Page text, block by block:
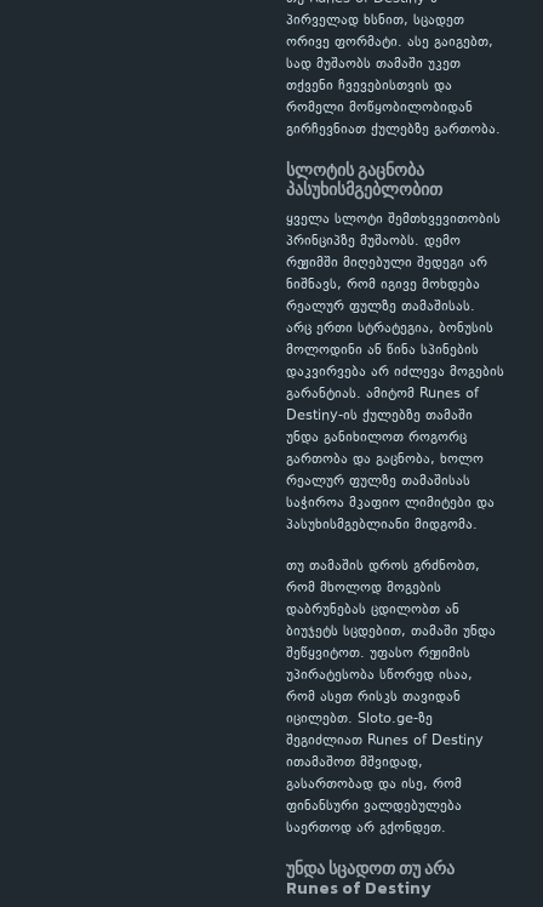
პირველად ხსნით, სცადეთ
ორივე ფორმატი. ასე გაიგებთ,
სად მუშაობს თამაში უკეთ
თქვენი ჩვევებისთვის და
რომელი მოწყობილობიდან
გირჩევნიათ ქულებზე გართობა.
სლოტის გაცნობა
პასუხისმგებლობით
ყველა სლოტი შემთხვევითობის
პრინციპზე მუშაობს. დემო
რეჟიმში მიღებული შედეგი არ
ნიშნავს, რომ იგივე მოხდება
რეალურ ფულზე თამაშისას.
არც ერთი სტრატეგია, ბონუსის
მოლოდინი ან წინა სპინების
დაკვირვება არ იძლევა მოგების
გარანტიას. ამიტომ Runes of
Destiny-ის ქულებზე თამაში
უნდა განიხილოთ როგორც
გართობა და გაცნობა, ხოლო
რეალურ ფულზე თამაშისას
საჭიროა მკაფიო ლიმიტები და
პასუხისმგებლიანი მიდგომა.
თუ თამაშის დროს გრძნობთ,
რომ მხოლოდ მოგების
დაბრუნებას ცდილობთ ან
ბიუჯეტს სცდებით, თამაში უნდა
შეწყვიტოთ. უფასო რეჟიმის
უპირატესობა სწორედ ისაა,
რომ ასეთ რისკს თავიდან
იცილებთ. Sloto.ge-ზე
შეგიძლიათ Runes of Destiny
ითამაშოთ მშვიდად,
გასართობად და ისე, რომ
ფინანსური ვალდებულება
საერთოდ არ გქონდეთ.
უნდა სცადოთ თუ არა
Runes of Destiny